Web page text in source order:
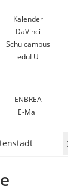
Kalender
DaVinci
Schulcampus
eduLU
ENBREA
E-Mail